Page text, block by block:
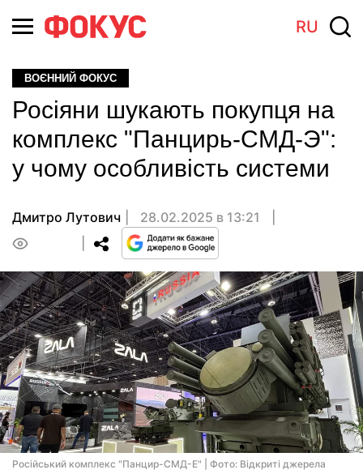
RU
ВОЄННИЙ ФОКУС
Росіяни шукають покупця на
комплекс "Панцирь-СМД-Э":
у чому особливість системи
Дмитро Лутович
28.02.2025 в 13:21
Російський комплекс "Панцир-СМД-Е" | Фото: Відкриті джерела